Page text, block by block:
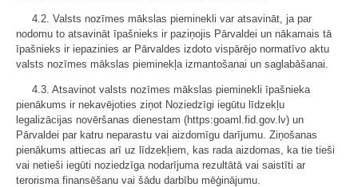
4.2. Valsts nozīmes mākslas pieminekli var atsavināt, ja par
nodomu to atsavināt īpašnieks ir paziņojis Pārvaldei un nākamais tā
īpašnieks ir iepazinies ar Pārvaldes izdoto vispārējo normatīvo aktu
valsts nozīmes mākslas pieminekļa izmantošanai un saglabāšanai.
4.3. Atsavinot valsts nozīmes mākslas pieminekli īpašnieka
pienākums ir nekavējoties ziņot Noziedzīgi iegūtu līdzekļu
legalizācijas novēršanas dienestam (https:goaml.fid.gov.lv) un
Pārvaldei par katru neparastu vai aizdomīgu darījumu. Ziņošanas
pienākums attiecas arī uz līdzekļiem, kas rada aizdomas, ka tie tieši
vai netieši iegūti noziedzīga nodarījuma rezultātā vai saistīti ar
terorisma finansēšanu vai šādu darbību mēģinājumu.